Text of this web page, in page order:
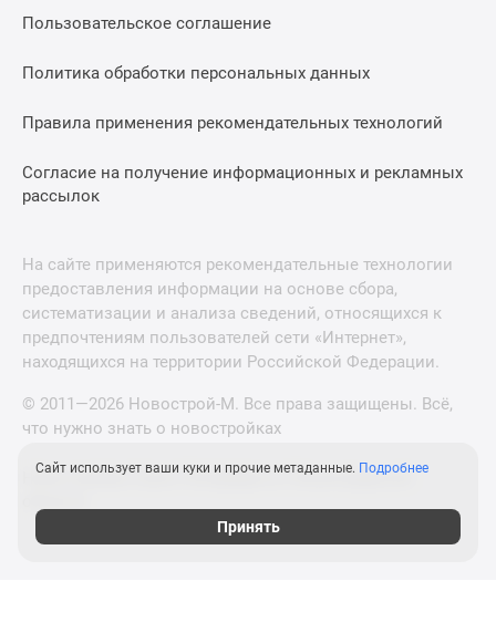
Пользовательское соглашение
Политика обработки персональных данных
Правила применения рекомендательных технологий
Согласие на получение информационных и рекламных
рассылок
На сайте применяются рекомендательные технологии
предоставления информации на основе сбора,
систематизации и анализа сведений, относящихся к
предпочтениям пользователей сети «Интернет»,
находящихся на территории Российской Федерации.
© 2011—2026 Новострой-М. Все права защищены. Всё,
что нужно знать о новостройках
Новостройки Санкт-Петербурга и Ленинградской
Сайт использует ваши куки и прочие метаданные. Подробнее
Принять